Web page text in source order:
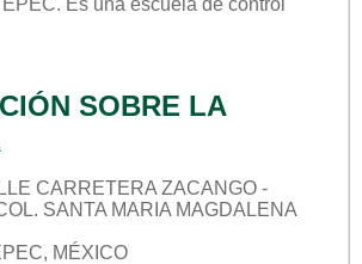
SOBRE LA
CARRETERA ZACANGO -
SANTA MARIA MAGDALENA
MÉXICO